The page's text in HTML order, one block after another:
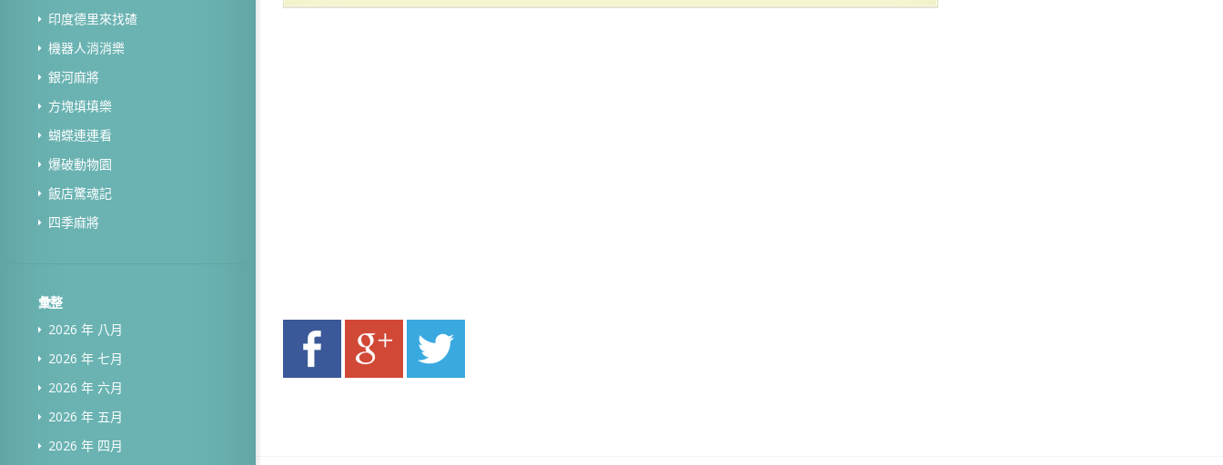
印度德里來找碴
機器人消消樂
銀河麻將
方塊填填樂
蝴蝶連連看
爆破動物園
飯店驚魂記
四季麻將
彙整
2026 年 八月
2026 年 七月
2026 年 六月
2026 年 五月
2026 年 四月